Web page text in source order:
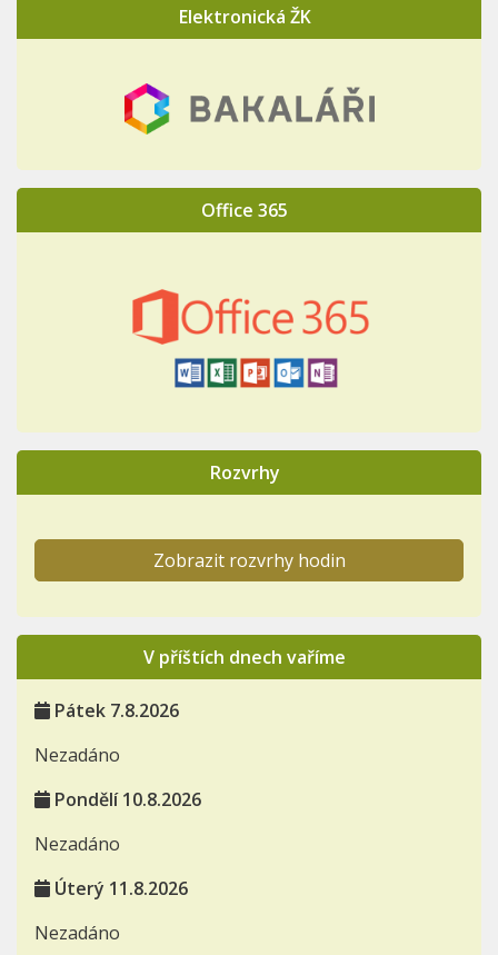
Elektronická ŽK
Office 365
Rozvrhy
Zobrazit rozvrhy hodin
V příštích dnech vaříme
Pátek 7.8.2026
Nezadáno
Pondělí 10.8.2026
Nezadáno
Úterý 11.8.2026
Nezadáno